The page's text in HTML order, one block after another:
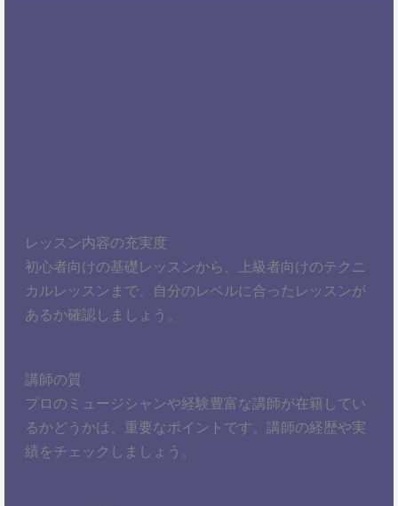
レッスン内容の充実度
初心者向けの基礎レッスンから、上級者向けのテクニ
カルレッスンまで、自分のレベルに合ったレッスンが
あるか確認しましょう。
講師の質
プロのミュージシャンや経験豊富な講師が在籍してい
るかどうかは、重要なポイントです。講師の経歴や実
績をチェックしましょう。